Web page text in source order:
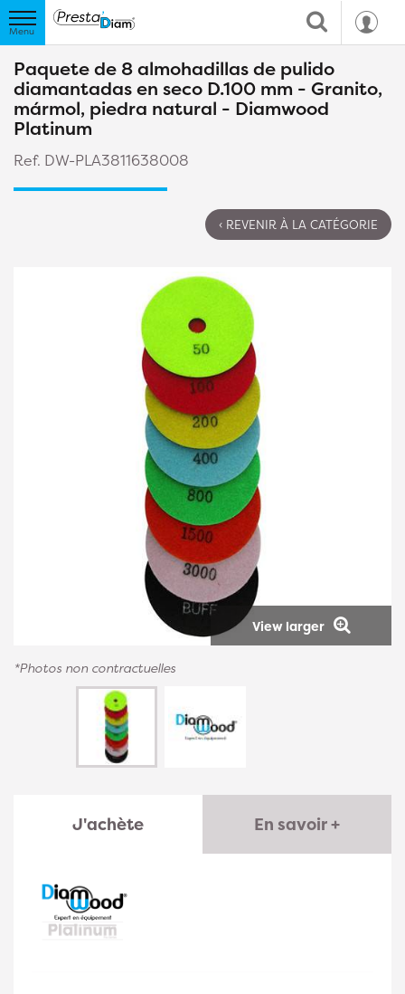
Paquete de 8 almohadillas de pulido
diamantadas en seco D.100 mm - Granito,
mármol, piedra natural - Diamwood
Platinum
Ref. DW-PLA3811638008
‹ REVENIR À LA CATÉGORIE
View larger
*Photos non contractuelles
J'achète En savoir +